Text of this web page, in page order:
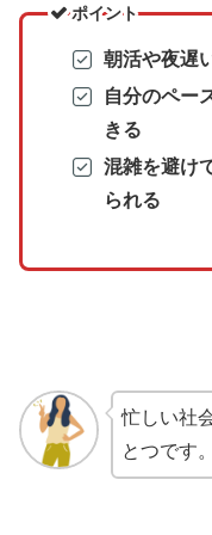
ポイント
朝活や夜遅
自分のペー
きる
混雑を避け
られる
忙しい社
とつです。